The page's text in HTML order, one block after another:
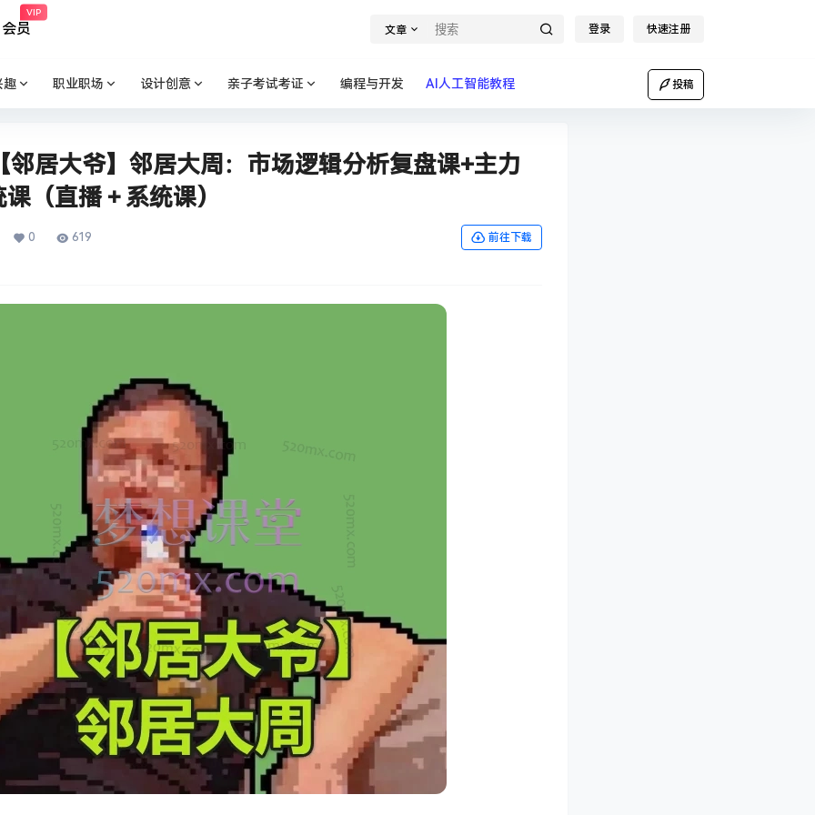
会员
VIP
文章 登录 快速注册
趣 职业职场 设计创意 亲子考试考证 编程与开发 AI人工智能教程 投稿
居大爷】邻居大周：市场逻辑分析复盘课+主力
（直播＋系统课）
0 619 前往下载